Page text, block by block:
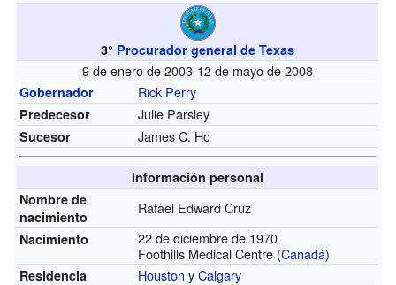
3° Procurador general de Texas
9 de enero de 2003-12 de mayo de 2008
Gobernador Rick Perry
Predecesor Julie Parsley
Sucesor James C. Ho
Información personal
Nombre de
nacimiento
Rafael Edward Cruz
Nacimiento
22 de diciembre de 1970
Foothills Medical Centre (Canadá)
Residencia Houston yCalgary